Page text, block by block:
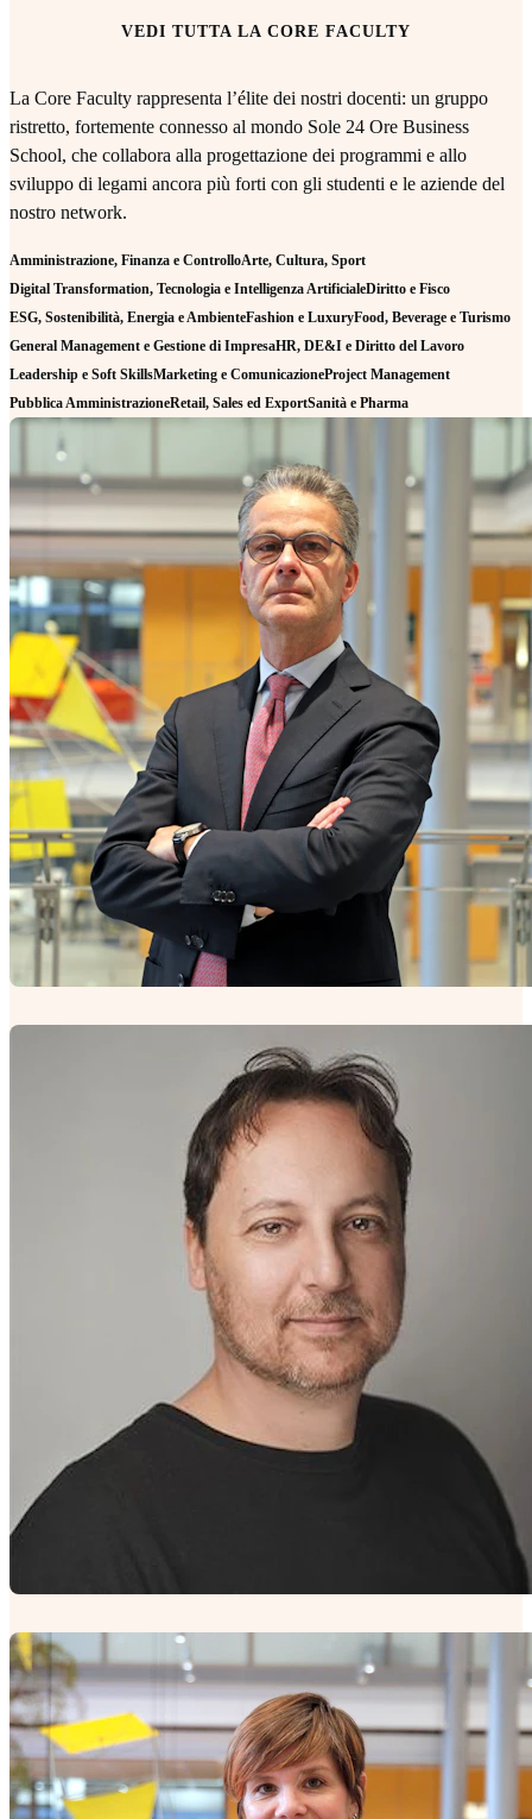
VEDI TUTTA LA CORE FACULTY
La Core Faculty rappresenta l’élite dei nostri docenti: un gruppo
ristretto, fortemente connesso al mondo Sole 24 Ore Business
School, che collabora alla progettazione dei programmi e allo
sviluppo di legami ancora più forti con gli studenti e le aziende del
nostro network.
Amministrazione, Finanza e ControlloArte, Cultura, Sport
Digital Transformation, Tecnologia e Intelligenza ArtificialeDiritto e Fisco
ESG, Sostenibilità, Energia e AmbienteFashion e LuxuryFood, Beverage e Turismo
General Management e Gestione di ImpresaHR, DE&I e Diritto del Lavoro
Leadership e Soft SkillsMarketing e ComunicazioneProject Management
Pubblica AmministrazioneRetail, Sales ed ExportSanità e Pharma